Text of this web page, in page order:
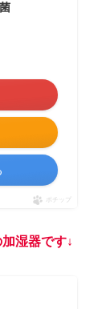
ポチップ
湿器です↓